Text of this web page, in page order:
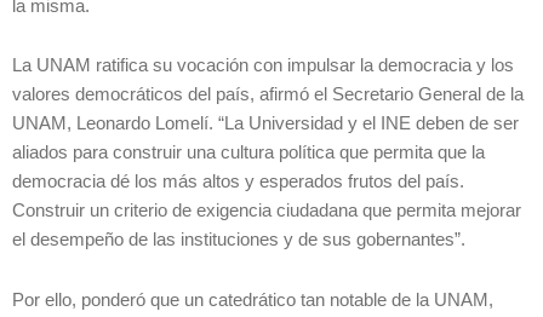
la misma.
La UNAM ratifica su vocación con impulsar la democracia y los
valores democráticos del país, afirmó el Secretario General de la
UNAM, Leonardo Lomelí. “La Universidad y el INE deben de ser
aliados para construir una cultura política que permita que la
democracia dé los más altos y esperados frutos del país.
Construir un criterio de exigencia ciudadana que permita mejorar
el desempeño de las instituciones y de sus gobernantes”.
Por ello, ponderó que un catedrático tan notable de la UNAM,